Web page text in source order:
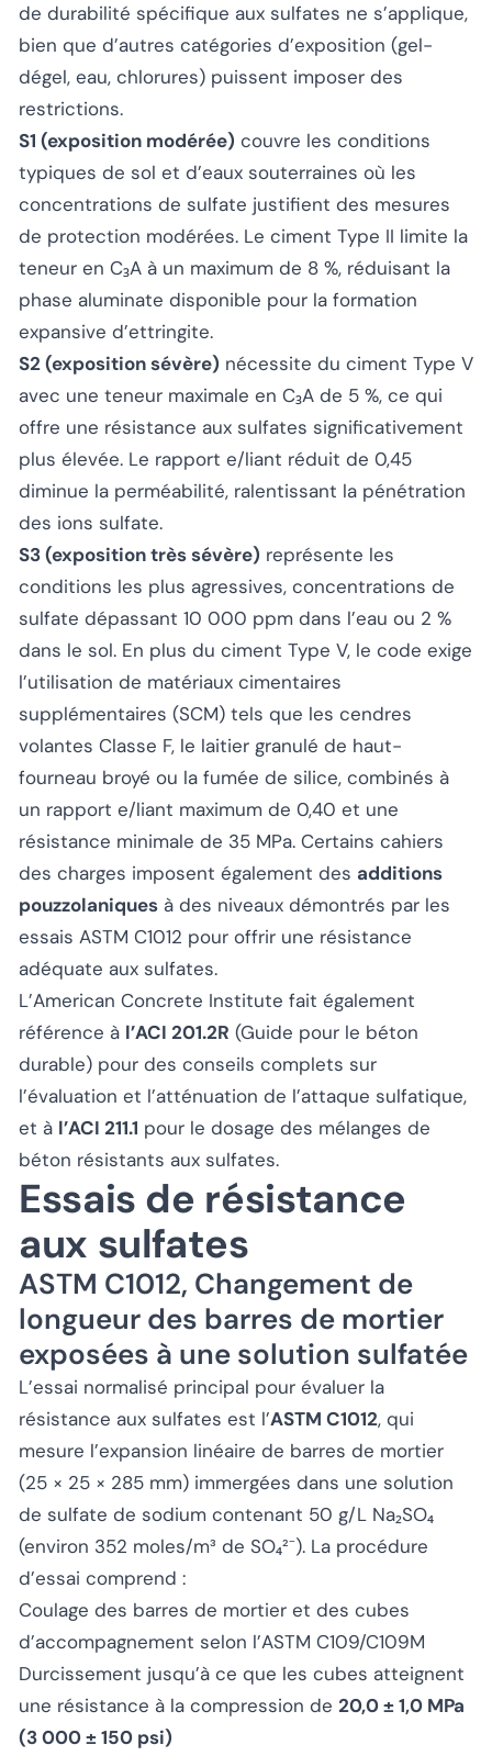
de durabilité spécifique aux sulfates ne s’applique,
bien que d’autres catégories d’exposition (gel-
dégel, eau, chlorures) puissent imposer des
restrictions.
S1 (exposition modérée) couvre les conditions
typiques de sol et d’eaux souterraines où les
concentrations de sulfate justifient des mesures
de protection modérées. Le ciment Type II limite la
teneur en C₃A à un maximum de 8 %, réduisant la
phase aluminate disponible pour la formation
expansive d’ettringite.
S2 (exposition sévère) nécessite du ciment Type V
avec une teneur maximale en C₃A de 5 %, ce qui
offre une résistance aux sulfates significativement
plus élevée. Le rapport e/liant réduit de 0,45
diminue la perméabilité, ralentissant la pénétration
des ions sulfate.
S3 (exposition très sévère) représente les
conditions les plus agressives, concentrations de
sulfate dépassant 10 000 ppm dans l’eau ou 2 %
dans le sol. En plus du ciment Type V, le code exige
l’utilisation de matériaux cimentaires
supplémentaires (SCM) tels que les cendres
volantes Classe F, le laitier granulé de haut-
fourneau broyé ou la fumée de silice, combinés à
un rapport e/liant maximum de 0,40 et une
résistance minimale de 35 MPa. Certains cahiers
des charges imposent également des additions
pouzzolaniques à des niveaux démontrés par les
essais ASTM C1012 pour offrir une résistance
adéquate aux sulfates.
L’American Concrete Institute fait également
référence à l’ACI 201.2R (Guide pour le béton
durable) pour des conseils complets sur
l’évaluation et l’atténuation de l’attaque sulfatique,
et à l’ACI 211.1 pour le dosage des mélanges de
béton résistants aux sulfates.
Essais de résistance
aux sulfates
ASTM C1012, Changement de
longueur des barres de mortier
exposées à une solution sulfatée
L’essai normalisé principal pour évaluer la
résistance aux sulfates est l’ASTM C1012, qui
mesure l’expansion linéaire de barres de mortier
(25 × 25 × 285 mm) immergées dans une solution
de sulfate de sodium contenant 50 g/L Na₂SO₄
(environ 352 moles/m³ de SO₄²⁻). La procédure
d’essai comprend :
Coulage des barres de mortier et des cubes
d’accompagnement selon l’ASTM C109/C109M
Durcissement jusqu’à ce que les cubes atteignent
une résistance à la compression de 20,0 ± 1,0 MPa
(3 000 ± 150 psi)